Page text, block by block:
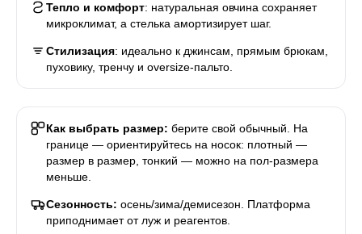
Тепло и комфорт: натуральная овчина сохраняет
микроклимат, а стелька амортизирует шаг.
Стилизация: идеально к джинсам, прямым брюкам,
пуховику, тренчу и oversize-пальто.
Как выбрать размер: берите свой обычный. На
границе — ориентируйтесь на носок: плотный —
размер в размер, тонкий — можно на пол-размера
меньше.
Сезонность: осень/зима/демисезон. Платформа
приподнимает от луж и реагентов.